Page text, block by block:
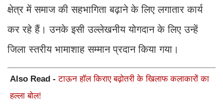
क्षेत्र में समाज की सहभागिता बढ़ाने के लिए लगातार कार्य
कर रहे हैं। उनके इसी उल्लेखनीय योगदान के लिए उन्हें
जिला स्तरीय भामाशाह सम्मान प्रदान किया गया।
Also Read -टाऊन हॉल किराए बढ़ोतरी के खिलाफ कलाकारों का
हल्ला बोल!